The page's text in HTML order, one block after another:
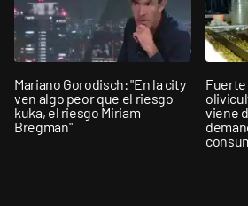
Mariano Gorodisch: "En la city
ven algo peor que el riesgo
kuka, el riesgo Miriam
Bregman"
viene